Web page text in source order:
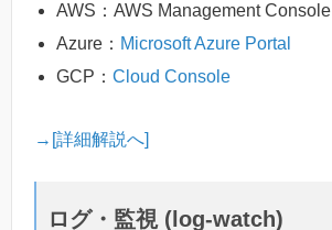
AWS：AWS Management Console
Azure： Microsoft Azure Portal
GCP： Cloud Console
→[詳細解説へ]
ログ・監視 (log-watch)